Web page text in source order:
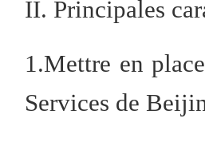
II. Principales
1.Mettre en
Services de